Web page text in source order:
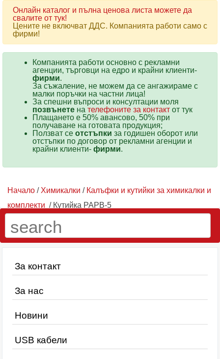
Онлайн каталог и пълна ценова листа можете да
свалите от тук!
Цените не включват ДДС. Компанията работи само с
фирми!
Компанията работи основно с рекламни
агенции, търговци на едро и крайни клиенти-
фирми.
За съжаление, не можем да се ангажираме с
малки поръчки на частни лица!
За спешни въпроси и консултации моля
позвънете на телефоните за контакт от тук
Плащането е 50% авансово, 50% при
получаване на готовата продукция;
Ползват се отстъпки за годишен оборот или
отстъпки по договор от рекламни агенции и
крайни клиенти- фирми.
Начало / Химикалки / Калъфки и кутийки за химикалки и
комплекти / Кутийка PAPB-5
За контакт
За нас
Новини
USB кабели